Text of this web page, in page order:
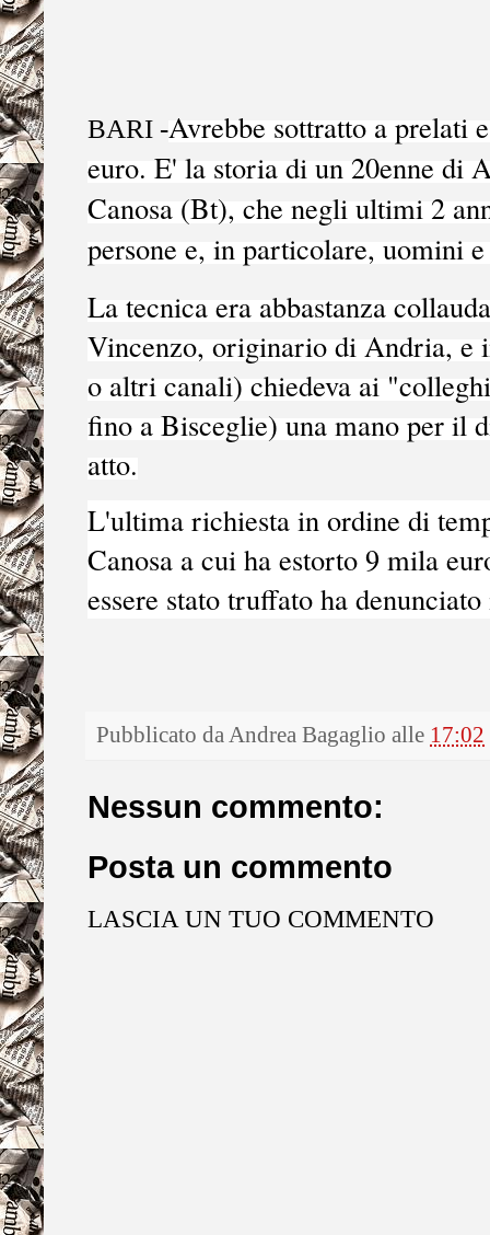
BARI -Avrebbe sottratto a prelati
euro. E' la storia di un 20enne di
Canosa (Bt), che negli ultimi 2
persone e, in particolare, uomini
La tecnica era abbastanza
Vincenzo, originario di Andria, e
o altri canali) chiedeva ai
fino a Bisceglie) una mano per il
atto.
L'ultima richiesta in ordine di
Canosa a cui ha estorto 9 mila
essere stato truffato ha
Pubblicato daAndrea Bagaglio alle 17:02
Nessun commento:
Posta un commento
LASCIA UN TUO COMMENTO